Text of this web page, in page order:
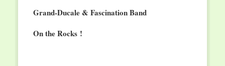
Grand-Ducale & Fascination Band
On the Rocks !